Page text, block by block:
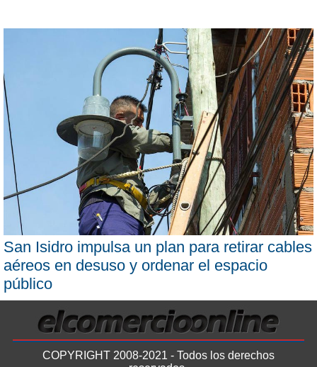
San Isidro impulsa un plan para retirar cables
aéreos en desuso y ordenar el espacio
público
COPYRIGHT 2008-2021 - Todos los derechos